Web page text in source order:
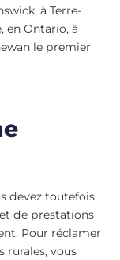
à Terre-
en Ontario, à
le premier
devez toutefois
de prestations
Pour réclamer
rurales, vous